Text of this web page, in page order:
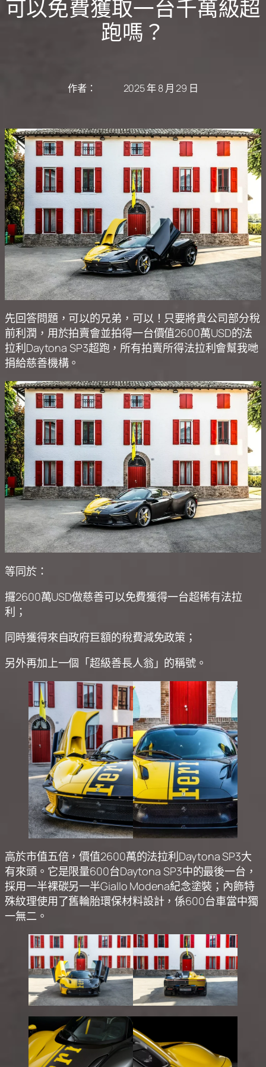
可以免費獲取一台千萬級超
跑嗎？
作者： 2025 年 8 月 29 日
先回答問題，可以的兄弟，可以！只要將貴公司部分稅
前利潤，用於拍賣會並拍得一台價值2600萬USD的法
拉利Daytona SP3超跑，所有拍賣所得法拉利會幫我哋
捐給慈善機構。
等同於：
攞2600萬USD做慈善可以免費獲得一台超稀有法拉
利；
同時獲得來自政府巨額的稅費減免政策；
另外再加上一個「超級善長人翁」的稱號。
高於市值五倍，價值2600萬的法拉利Daytona SP3大
有來頭。它是限量600台Daytona SP3中的最後一台，
採用一半裸碳另一半Giallo Modena紀念塗裝；內飾特
殊紋理使用了舊輪胎環保材料設計，係600台車當中獨
一無二。